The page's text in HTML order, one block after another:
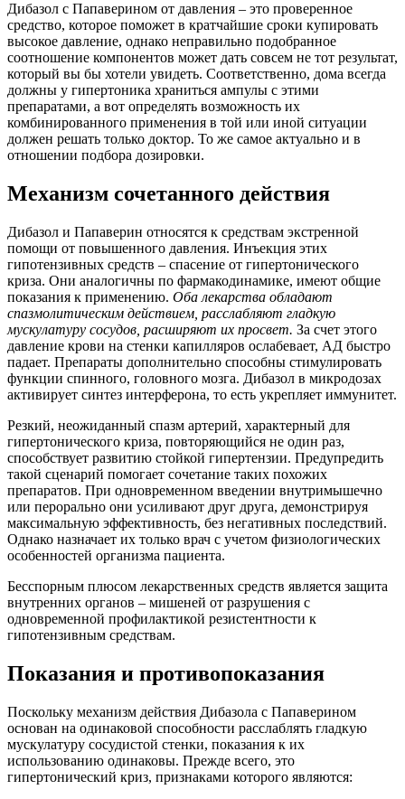
Дибазол с Папаверином от давления – это проверенное
средство, которое поможет в кратчайшие сроки купировать
высокое давление, однако неправильно подобранное
соотношение компонентов может дать совсем не тот результат,
который вы бы хотели увидеть. Соответственно, дома всегда
должны у гипертоника храниться ампулы с этими
препаратами, а вот определять возможность их
комбинированного применения в той или иной ситуации
должен решать только доктор. То же самое актуально и в
отношении подбора дозировки.
Механизм сочетанного действия
Дибазол и Папаверин относятся к средствам экстренной
помощи от повышенного давления. Инъекция этих
гипотензивных средств – спасение от гипертонического
криза. Они аналогичны по фармакодинамике, имеют общие
показания к применению. Оба лекарства обладают
спазмолитическим действием, расслабляют гладкую
мускулатуру сосудов, расширяют их просвет. За счет этого
давление крови на стенки капилляров ослабевает, АД быстро
падает. Препараты дополнительно способны стимулировать
функции спинного, головного мозга. Дибазол в микродозах
активирует синтез интерферона, то есть укрепляет иммунитет.
Резкий, неожиданный спазм артерий, характерный для
гипертонического криза, повторяющийся не один раз,
способствует развитию стойкой гипертензии. Предупредить
такой сценарий помогает сочетание таких похожих
препаратов. При одновременном введении внутримышечно
или перорально они усиливают друг друга, демонстрируя
максимальную эффективность, без негативных последствий.
Однако назначает их только врач с учетом физиологических
особенностей организма пациента.
Бесспорным плюсом лекарственных средств является защита
внутренних органов – мишеней от разрушения с
одновременной профилактикой резистентности к
гипотензивным средствам.
Показания и противопоказания
Поскольку механизм действия Дибазола с Папаверином
основан на одинаковой способности расслаблять гладкую
мускулатуру сосудистой стенки, показания к их
использованию одинаковы. Прежде всего, это
гипертонический криз, признаками которого являются: